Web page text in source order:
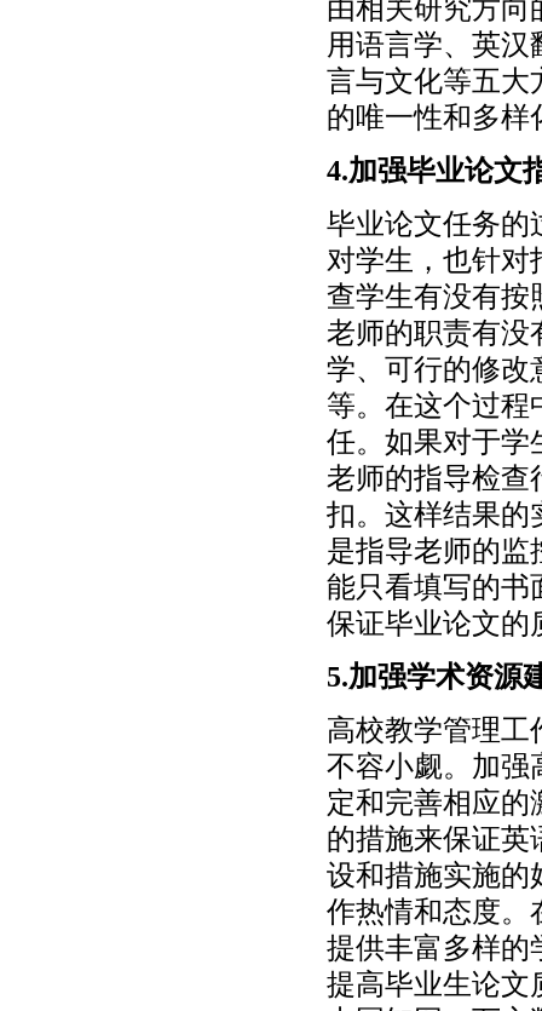
由相关研究方
用语言学、英
言与文化等五大
的唯一性和多样
4.加强毕业论文
毕业论文任务的
对学生，也针对
查学生有没有按
老师的职责有没
学、可行的修改
等。在这个过程
任。如果对于学
老师的指导检查
扣。这样结果的
是指导老师的监
能只看填写的书
保证毕业论文的
5.加强学术资源
高校教学管理工
不容小觑。加强
定和完善相应
的措施来保证英
设和措施实施的
作热情和态度。
提供丰富多样的
提高毕业生论文